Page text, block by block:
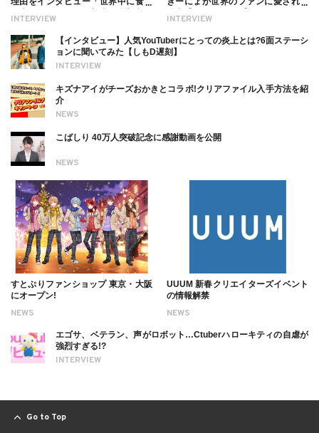
INTERVIEW
ついても
INTERVIEW
INTERVIEW
【インタビュー】人気YouTuberにとっての炎上とは?6面ステーシ
ョンに聞いてみた【しもD遅刻】
NEWS
キズナアイがチーズおかきとコラボ!クリアファイル入手方法を紹
介
NEWS
こばしり 40万人突破記念に感謝動画を公開
NEWS
すとぷりファンショップ 東京・大阪
にオープン!
NEWS
UUUM 新春クリエイターズイベント
の情報解禁
INTERVIEW
エゴサ、ベテラン、声がロボット…Ctuberハローキティの自虐が
強烈すぎる!?
Go to Top